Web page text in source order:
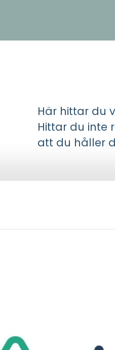
Här hittar du
Hittar du inte
att du håller